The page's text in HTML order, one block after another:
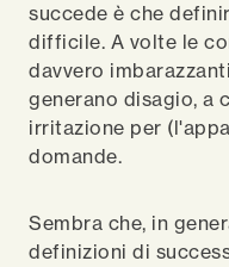
succede è che
difficile. A volte le
davvero
generano disagio, a
irritazione per
domande.
Sembra che, in
definizioni di